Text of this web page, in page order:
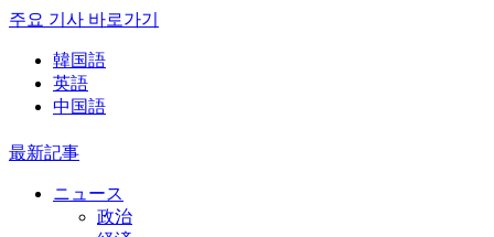
주요 기사 바로가기
韓国語
英語
中国語
最新記事
ニュース
政治